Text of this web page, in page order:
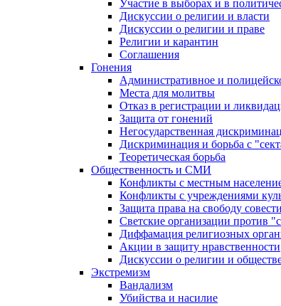
Участие в выборах и в
Дискуссии о религии и власти
Дискуссии о религии и праве
Религии и карантин
Соглашения
Гонения
Административное и
Места для молитвы
Отказ в регистрации и
Защита от гонений
Негосударственная
Дискриминация и борьба с
Теоретическая борьба
Общественность и СМИ
Конфликты с местным
Конфликты с учреждениями
Защита права на свободу совести
Светские организации против
Диффамация религиозных
Акции в защиту нравственности
Дискуссии о религии и
Экстремизм
Вандализм
Убийства и насилие